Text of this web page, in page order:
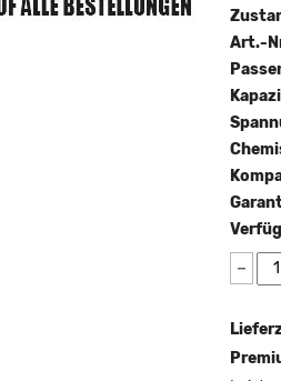
Art.-
−